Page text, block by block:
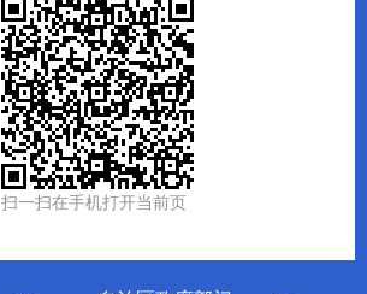
扫一扫在手机打开当前页